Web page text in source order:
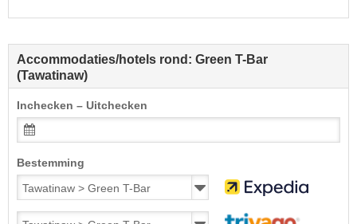
Accommodaties/hotels rond: Green T-Bar
(Tawatinaw)
Inchecken – Uitchecken
Bestemming